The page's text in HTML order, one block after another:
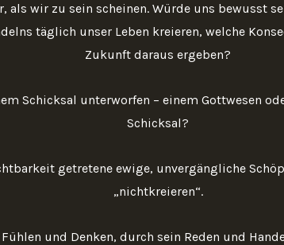
als wir zu sein scheinen. Würde uns bewusst
täglich unser Leben kreieren, welche
Zukunft daraus ergeben?
Schicksal unterworfen – einem Gottwesen
Schicksal?
getretene ewige, unvergängliche
„nichtkreieren“.
und Denken, durch sein Reden und